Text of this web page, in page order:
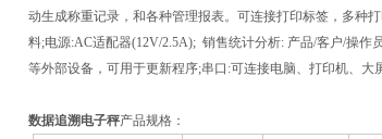
动生成称重记录，和各种管理报表。可连接打印标签，多种
料;电源:AC适配器(12V/2.5A); 销售统计分析: 产品/客户/操作
等外部设备，可用于更新程序;串口:可连接电脑、打印机、大
数据追溯电子秤产品规格：